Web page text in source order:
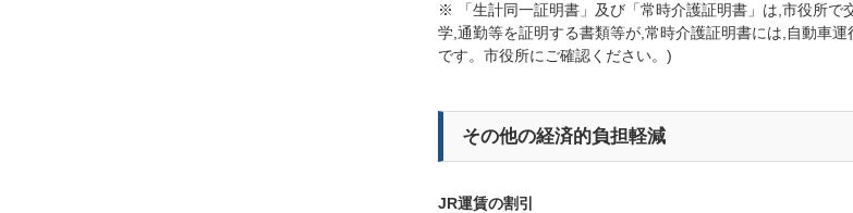
※ 「生計同一証明書」及び「常時介護証明書」は,市役所で
学,通勤等を証明する書類等が,常時介護証明書には,自動車
です。市役所にご確認ください。)
その他の経済的負担軽減
JR運賃の割引